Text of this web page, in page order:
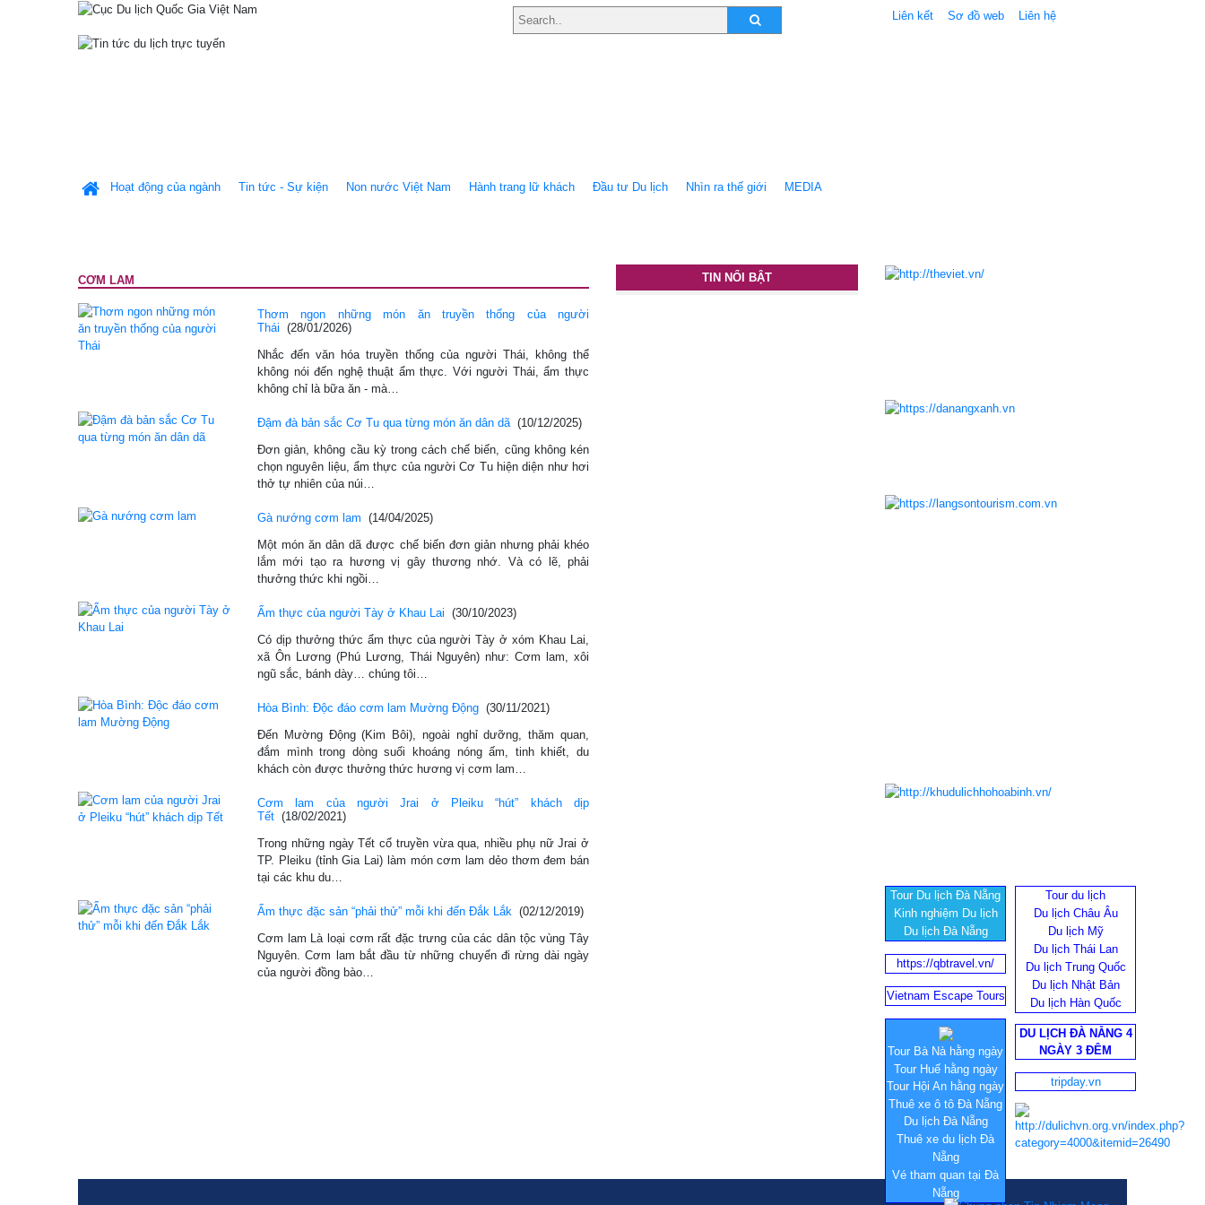
Liên kết Sơ đồ web Liên hệ
Hoạt động của ngành Tin tức - Sự kiện Non nước Việt Nam Hành trang lữ khách Ðầu tư Du lịch Nhìn ra thế giới MEDIA
CƠM LAM
Thơm ngon những món ăn truyền thống của người
Thái (28/01/2026)
Nhắc đến văn hóa truyền thống của người Thái, không thể
không nói đến nghệ thuật ẩm thực. Với người Thái, ẩm thực
không chỉ là bữa ăn - mà…
Đậm đà bản sắc Cơ Tu qua từng món ăn dân dã (10/12/2025)
Đơn giản, không cầu kỳ trong cách chế biến, cũng không kén
chọn nguyên liệu, ẩm thực của người Cơ Tu hiện diện như hơi
thở tự nhiên của núi…
Gà nướng cơm lam (14/04/2025)
Một món ăn dân dã được chế biến đơn giản nhưng phải khéo
lắm mới tạo ra hương vị gây thương nhớ. Và có lẽ, phải
thưởng thức khi ngồi…
Ẩm thực của người Tày ở Khau Lai (30/10/2023)
Có dịp thưởng thức ẩm thực của người Tày ở xóm Khau Lai,
xã Ôn Lương (Phú Lương, Thái Nguyên) như: Cơm lam, xôi
ngũ sắc, bánh dày… chúng tôi…
Hòa Bình: Độc đáo cơm lam Mường Động (30/11/2021)
Đến Mường Động (Kim Bôi), ngoài nghỉ dưỡng, thăm quan,
đắm mình trong dòng suối khoáng nóng ấm, tinh khiết, du
khách còn được thưởng thức hương vị cơm lam…
Cơm lam của người Jrai ở Pleiku “hút” khách dịp
Tết (18/02/2021)
Trong những ngày Tết cổ truyền vừa qua, nhiều phụ nữ Jrai ở
TP. Pleiku (tỉnh Gia Lai) làm món cơm lam dẻo thơm đem bán
tại các khu du…
Ẩm thực đặc sản “phải thử” mỗi khi đến Đắk Lắk (02/12/2019)
Cơm lam Là loại cơm rất đặc trưng của các dân tộc vùng Tây
Nguyên. Cơm lam bắt đầu từ những chuyến đi rừng dài ngày
của người đồng bào…
TIN NỔI BẬT
Tour Du lịch Đà Nẵng
Kinh nghiệm Du lịch
Du lịch Đà Nẵng
Tour du lịch
Du lịch Châu Âu
Du lịch Mỹ
Du lịch Thái Lan
Du lịch Trung Quốc
Du lịch Nhật Bản
Du lịch Hàn Quốc
https://qbtravel.vn/
Vietnam Escape Tours
Tour Bà Nà hằng ngày
Tour Huế hằng ngày
Tour Hội An hằng ngày
Thuê xe ô tô Đà Nẵng
Du lịch Đà Nẵng
Thuê xe du lịch Đà
Nẵng
Vé tham quan tại Đà
Nẵng
DU LỊCH ĐÀ NẴNG 4
NGÀY 3 ĐÊM
tripday.vn